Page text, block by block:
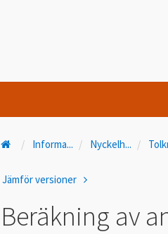
Informa... Nyckelh...
Jämför versioner
Beräkning av